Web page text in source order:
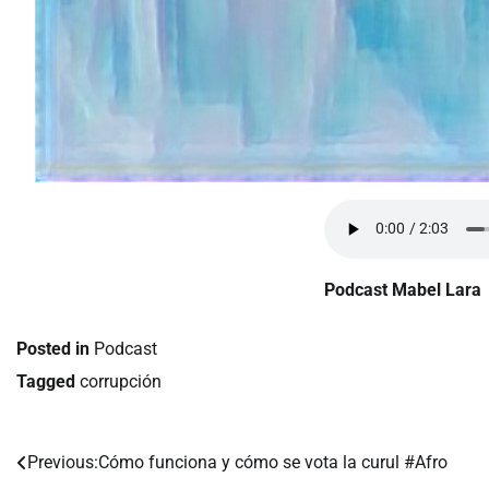
Podcast Mabel Lara
Posted in Podcast
Tagged corrupción
Navegación
Previous:Cómo funciona y cómo se vota la curul #Afro